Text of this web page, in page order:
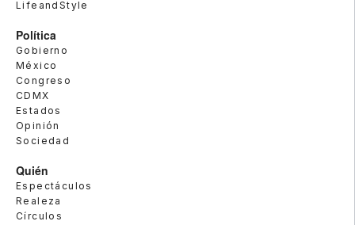
LifeandStyle
Política
Gobierno
México
Congreso
CDMX
Estados
Opinión
Sociedad
Quién
Espectáculos
Realeza
Círculos